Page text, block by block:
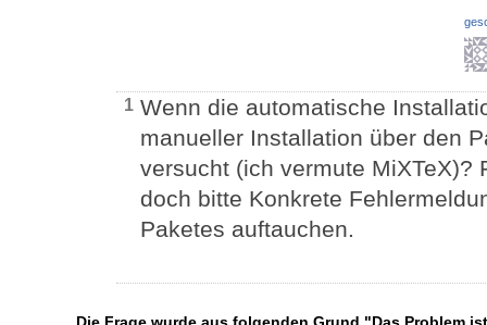
1 Wenn die automatische
manueller Installation über den
versucht (ich vermute
doch bitte Konkrete
Paketes auftauchen.